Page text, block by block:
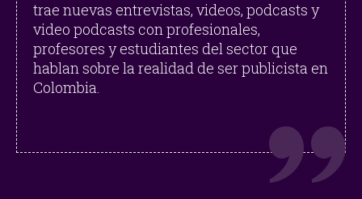
trae nuevas entrevistas, videos, podcasts y
video podcasts con profesionales,
profesores y estudiantes del sector que
hablan sobre la realidad de ser publicista en
Colombia.